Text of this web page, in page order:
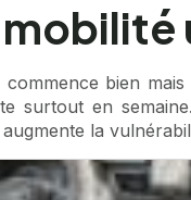
bien
surtout en
la